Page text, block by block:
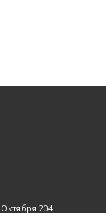
204